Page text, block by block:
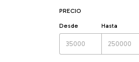
PRECIO
Desde Hasta